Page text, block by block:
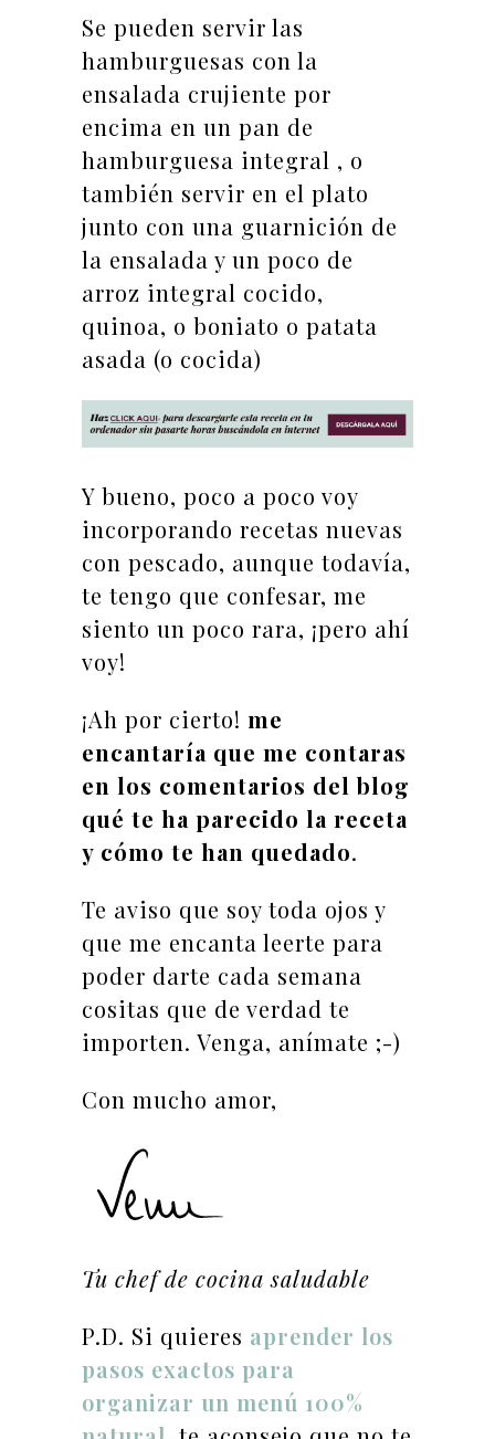
Se pueden servir las
hamburguesas con la
ensalada crujiente por
encima en un pan de
hamburguesa integral , o
también servir en el plato
junto con una guarnición de
la ensalada y un poco de
arroz integral cocido,
quinoa, o boniato o patata
asada (o cocida)
Y bueno, poco a poco voy
incorporando recetas nuevas
con pescado, aunque todavía,
te tengo que confesar, me
siento un poco rara, ¡pero ahí
voy!
¡Ah por cierto! me
encantaría que me contaras
en los comentarios del blog
qué te ha parecido la receta
y cómo te han quedado.
Te aviso que soy toda ojos y
que me encanta leerte para
poder darte cada semana
cositas que de verdad te
importen. Venga, anímate ;-)
Con mucho amor,
Tu chef de cocina saludable
P.D. Si quieres aprender los
pasos exactos para
organizar un menú 100%